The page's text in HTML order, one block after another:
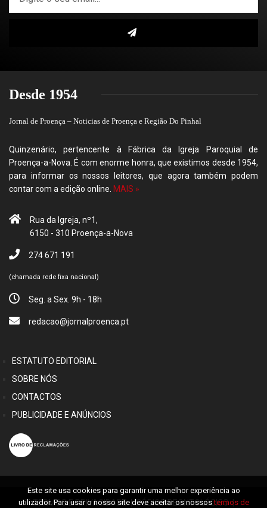
Desde 1954
Jornal de Proença – Noticias de Proença e Região Do Pinhal
Quinzenário, pertencente à Fábrica da Igreja Paroquial de
Proença-a-Nova. É com enorme honra, que existimos desde 1954,
para informar os nossos leitores, que agora também podem
contar com a edição online. MAIS »
Rua da Igreja, nº1,
6150 - 310 Proença-a-Nova
274 671 191
(chamada rede fixa nacional)
Seg. a Sex. 9h - 18h
redacao@jornalproenca.pt
ESTATUTO EDITORIAL
SOBRE NÓS
CONTACTOS
PUBLICIDADE E ANÚNCIOS
TERMOS E PRIVACIDADE|CÓDIGO DEONTOLÓGICO|
Este site usa cookies para garantir uma melhor experiência ao
utilizador. Para usar o nosso site deve aceitar os nossostermos de